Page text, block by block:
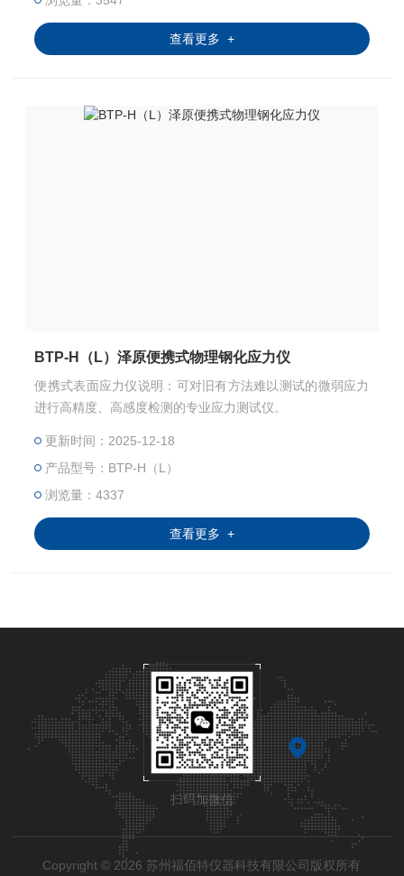
查看更多 +
BTP-H（L）泽原便携式物理钢化应力仪
便携式表面应力仪说明：可对旧有方法难以测试的微弱应力
进行高精度、高感度检测的专业应力测试仪。
更新时间：2025-12-18
产品型号：BTP-H（L）
浏览量：4337
查看更多 +
扫码加微信
Copyright © 2026 苏州福佰特仪器科技有限公司版权所有